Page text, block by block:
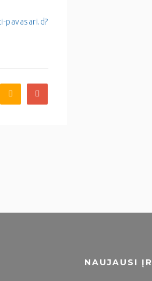
pavasari.d?
NAUJAUSI